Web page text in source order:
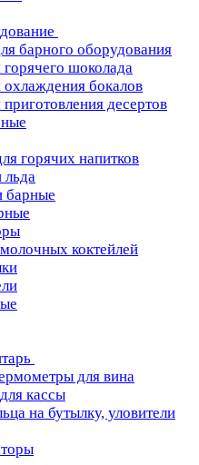
барного оборудования
шоколада
бокалов
десертов
горячих напитков
льда
барные
коктейлей
для вина
кассы
на бутылку, уловители